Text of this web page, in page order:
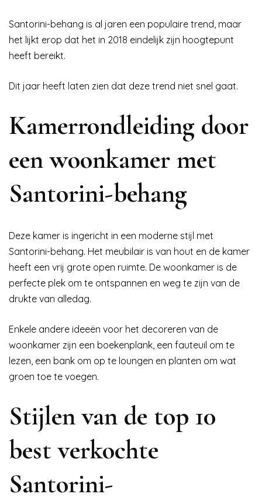
Santorini-behang is al jaren een populaire trend, maar
het lijkt erop dat het in 2018 eindelijk zijn hoogtepunt
heeft bereikt.
Dit jaar heeft laten zien dat deze trend niet snel gaat.
Kamerrondleiding door
een woonkamer met
Santorini-behang
Deze kamer is ingericht in een moderne stijl met
Santorini-behang. Het meubilair is van hout en de kamer
heeft een vrij grote open ruimte. De woonkamer is de
perfecte plek om te ontspannen en weg te zijn van de
drukte van alledag.
Enkele andere ideeën voor het decoreren van de
woonkamer zijn een boekenplank, een fauteuil om te
lezen, een bank om op te loungen en planten om wat
groen toe te voegen.
Stijlen van de top 10
best verkochte
Santorini-